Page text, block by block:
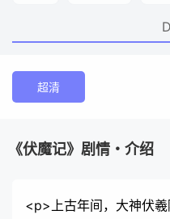
超清
《伏魔记》剧情・介绍
<p>上古年间，大神伏